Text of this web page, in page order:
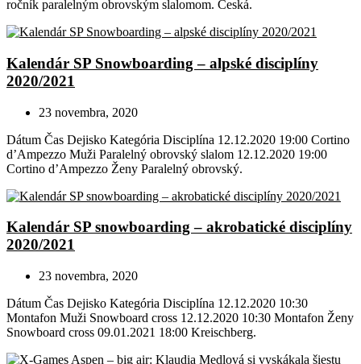
ročník paralelným obrovským slalomom. Česká.
Kalendár SP Snowboarding – alpské disciplíny
2020/2021
23 novembra, 2020
Dátum Čas Dejisko Kategória Disciplína 12.12.2020 19:00 Cortino
d’Ampezzo Muži Paralelný obrovský slalom 12.12.2020 19:00
Cortino d’Ampezzo Ženy Paralelný obrovský.
Kalendár SP snowboarding – akrobatické disciplíny
2020/2021
23 novembra, 2020
Dátum Čas Dejisko Kategória Disciplína 12.12.2020 10:30
Montafon Muži Snowboard cross 12.12.2020 10:30 Montafon Ženy
Snowboard cross 09.01.2021 18:00 Kreischberg.